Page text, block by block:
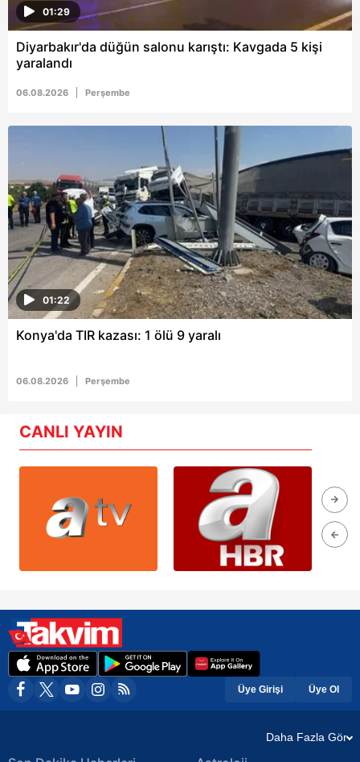
01:29
Diyarbakır'da düğün salonu karıştı: Kavgada 5 kişi
yaralandı
06.08.2026 Perşembe
01:22
Konya'da TIR kazası: 1 ölü 9 yaralı
06.08.2026 Perşembe
CANLI YAYIN
Üye Girişi Üye Ol
Daha Fazla Gör